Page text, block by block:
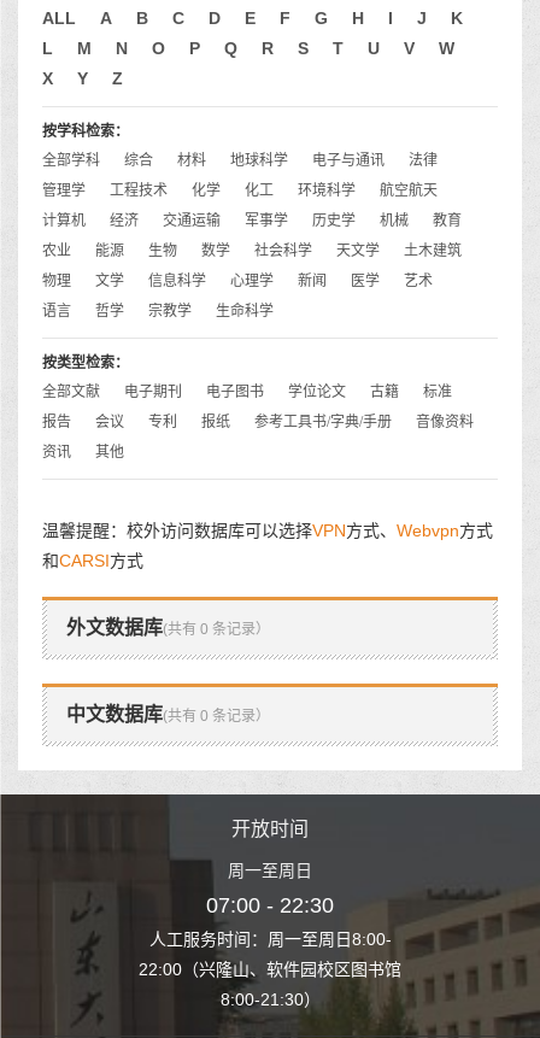
ALL A B C D E F G H I J
K
L
M N O P Q R S T U V
W
X
Y Z
按学科检索：
全部学科
综合 材料 地球科学 电子与通讯
法律
管理学
工程技术 化学 化工 环境科学
航空航天
计算机
经济 交通运输 军事学 历史学 机械
教育
农业
能源 生物 数学 社会科学 天文学
土木建筑
物理
文学 信息科学 心理学 新闻 医学
艺术
语言
哲学 宗教学 生命科学
按类型检索：
全部文献
电子期刊 电子图书 学位论文 古籍
标准
报告
会议 专利 报纸 参考工具书/字典/手册
音像资料
资讯
其他
温馨提醒：校外访问数据库可以选择VPN方式、 Webvpn方式
和CARSI方式
外文数据库(共有 0 条记录）
中文数据库(共有 0 条记录）
至周日8:00-
园校区图书馆
开放时间
周一至周日
07:00 - 22:30
人工服务时间：周一至周日8:00-
22:00（兴隆山、软件园校区图书馆
8:00-21:30）
人工服务时间
22:00（兴隆山